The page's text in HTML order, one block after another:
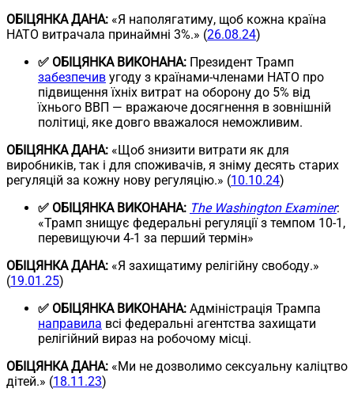
ОБІЦЯНКА ДАНА: «Я наполягатиму, щоб кожна країна
НАТО витрачала принаймні 3%.» (26.08.24)
✅ ОБІЦЯНКА ВИКОНАНА: Президент Трамп
забезпечив угоду з країнами-членами НАТО про
підвищення їхніх витрат на оборону до 5% від
їхнього ВВП — вражаюче досягнення в зовнішній
політиці, яке довго вважалося неможливим.
ОБІЦЯНКА ДАНА: «Щоб знизити витрати як для
виробників, так і для споживачів, я зніму десять старих
регуляцій за кожну нову регуляцію.» (10.10.24)
✅ ОБІЦЯНКА ВИКОНАНА: The Washington Examiner:
«Трамп знищує федеральні регуляції з темпом 10-1,
перевищуючи 4-1 за перший термін»
ОБІЦЯНКА ДАНА: «Я захищатиму релігійну свободу.»
(19.01.25)
✅ ОБІЦЯНКА ВИКОНАНА: Адміністрація Трампа
направила всі федеральні агентства захищати
релігійний вираз на робочому місці.
ОБІЦЯНКА ДАНА: «Ми не дозволимо сексуальну каліцтво
дітей.» (18.11.23)